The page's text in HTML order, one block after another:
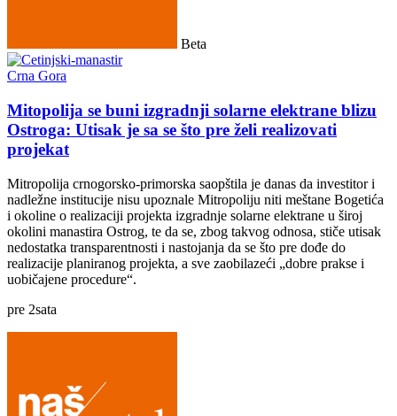
Beta
Crna Gora
Mitopolija se buni izgradnji solarne elektrane blizu
Ostroga: Utisak je sa se što pre želi realizovati
projekat
Mitropolija crnogorsko-primorska saopštila je danas da investitor i
nadležne institucije nisu upoznale Mitropoliju niti meštane Bogetića
i okoline o realizaciji projekta izgradnje solarne elektrane u široj
okolini manastira Ostrog, te da se, zbog takvog odnosa, stiče utisak
nedostatka transparentnosti i nastojanja da se što pre dođe do
realizacije planiranog projekta, a sve zaobilazeći „dobre prakse i
uobičajene procedure“.
pre 2sata